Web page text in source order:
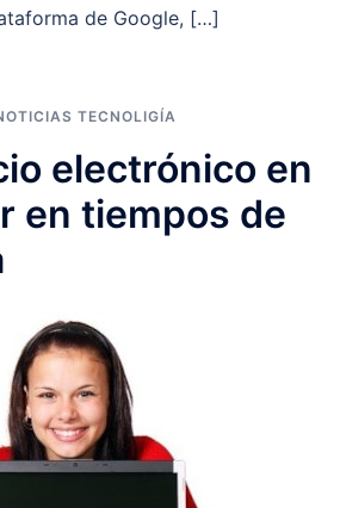
de Google, […]
TECNOLIGÍA
electrónico en
en tiempos de